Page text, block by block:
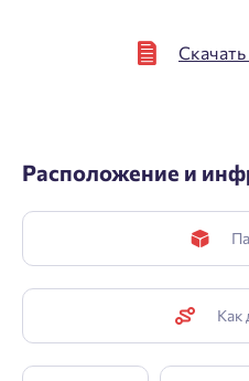
Расположение и
Как